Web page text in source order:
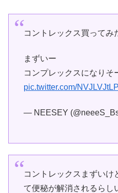
コントレックス買ってみ
まずいー
コンプレックスになりそ
pic.twitter.com/
— NEESEY
コントレックスまずいけ
て便秘が解消されるらし